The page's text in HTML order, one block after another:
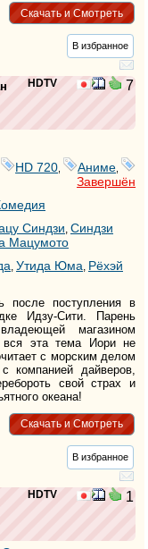
Скачать и Смотреть
В избранное
HDTV 7
HD 720 Аниме
Завершён
Синдзи, Синдзи
Мацумото
, Утида Юма, Рёхэй
после поступления в
Идзу-Сити. Парень
магазином
вся эта тема Иори не
с морским делом
компанией дайверов,
свой страх и
океана!
Скачать и Смотреть
В избранное
HDTV 1